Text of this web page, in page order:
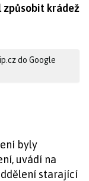
způsobit krádež
do Google
byly
uvádí na
starající